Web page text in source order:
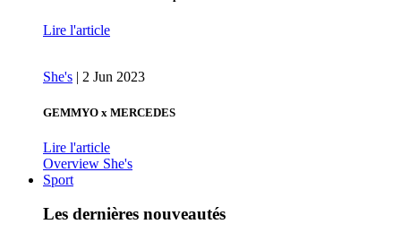
Lire l'article
She's | 2 Jun 2023
GEMMYO x MERCEDES
Lire l'article
Overview She's
Sport
Les dernières nouveautés